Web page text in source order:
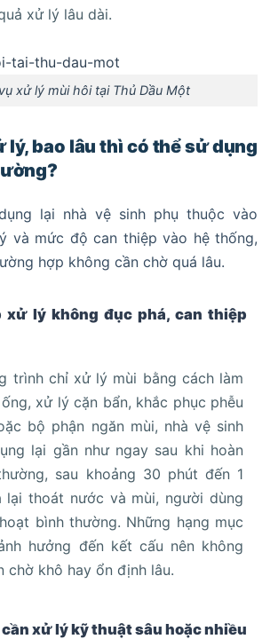
xử lý lâu dài.
xử lý mùi hôi tại Thủ Dầu Một
lý, bao lâu thì có thể sử dụng
lại nhà vệ sinh phụ thuộc vào
và mức độ can thiệp vào hệ thống,
hợp không cần chờ quá lâu.
xử lý không đục phá, can thiệp
trình chỉ xử lý mùi bằng cách làm
xử lý cặn bẩn, khắc phục phễu
bộ phận ngăn mùi, nhà vệ sinh
lại gần như ngay sau khi hoàn
sau khoảng 30 phút đến 1
lại thoát nước và mùi, người dùng
bình thường. Những hạng mục
hưởng đến kết cấu nên không
chờ khô hay ổn định lâu.
xử lý kỹ thuật sâu hoặc nhiều